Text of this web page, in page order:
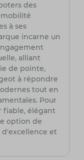
des
mobilité
à ses
incarne un
alliant
de pointe,
à répondre
tout en
Pour
fiable, élégant
option de
et